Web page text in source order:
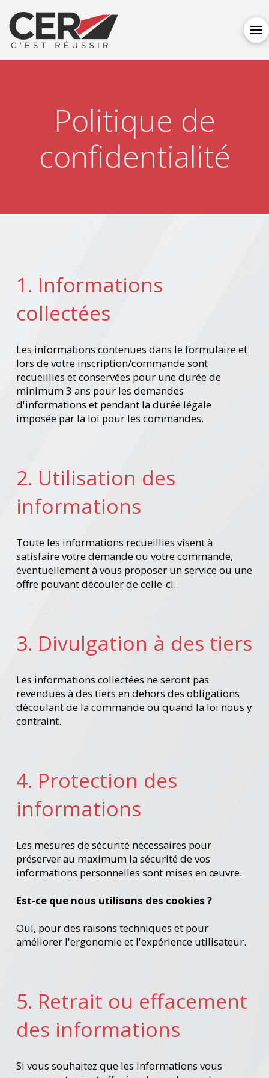
Politique de
confidentialité
1. Informations
collectées
Les informations contenues dans le formulaire et
lors de votre inscription/commande sont
recueillies et conservées pour une durée de
minimum 3 ans pour les demandes
d'informations et pendant la durée légale
imposée par la loi pour les commandes.
2. Utilisation des
informations
Toute les informations recueillies visent à
satisfaire votre demande ou votre commande,
éventuellement à vous proposer un service ou une
offre pouvant découler de celle-ci.
3. Divulgation à des tiers
Les informations collectées ne seront pas
revendues à des tiers en dehors des obligations
découlant de la commande ou quand la loi nous y
contraint.
4. Protection des
informations
Les mesures de sécurité nécessaires pour
préserver au maximum la sécurité de vos
informations personnelles sont mises en œuvre.
Est-ce que nous utilisons des cookies ?
Oui, pour des raisons techniques et pour
améliorer l'ergonomie et l'expérience utilisateur.
5. Retrait ou effacement
des informations
Si vous souhaitez que les informations vous